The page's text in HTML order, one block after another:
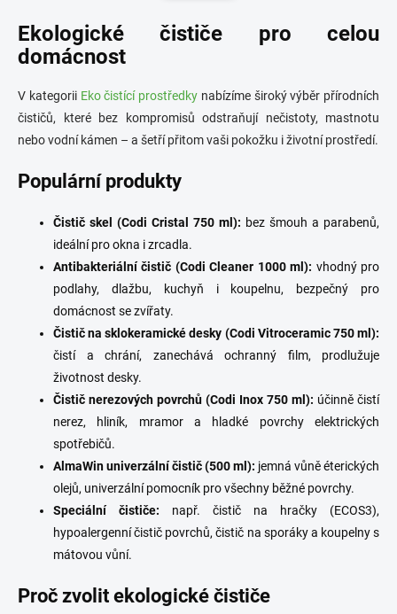
c
v
k
y
s
k
á
n
Ekologické čističe pro celou
domácnost
V kategorii Eko čistící prostředky nabízíme široký výběr přírodních
čističů, které bez kompromisů odstraňují nečistoty, mastnotu
nebo vodní kámen – a šetří přitom vaši pokožku i životní prostředí.
Populární produkty
Čistič skel (Codi Cristal 750 ml): bez šmouh a parabenů,
ideální pro okna i zrcadla.
Antibakteriální čistič (Codi Cleaner 1000 ml): vhodný pro
podlahy, dlažbu, kuchyň i koupelnu, bezpečný pro
domácnost se zvířaty.
Čistič na sklokeramické desky (Codi Vitroceramic 750 ml):
čistí a chrání, zanechává ochranný film, prodlužuje
životnost desky.
Čistič nerezových povrchů (Codi Inox 750 ml): účinně čistí
nerez, hliník, mramor a hladké povrchy elektrických
spotřebičů.
AlmaWin univerzální čistič (500 ml): jemná vůně éterických
olejů, univerzální pomocník pro všechny běžné povrchy.
Speciální čističe: např. čistič na hračky (ECOS3),
hypoalergenní čistič povrchů, čistič na sporáky a koupelny s
mátovou vůní.
Proč zvolit ekologické čističe